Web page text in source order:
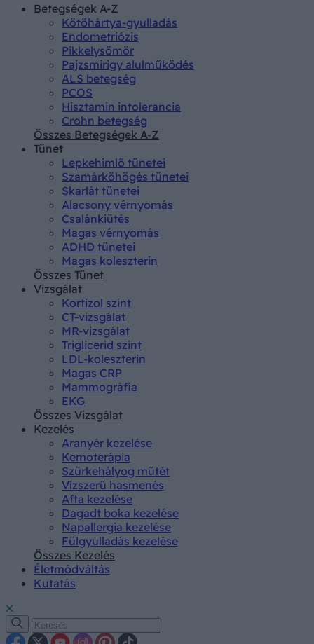
Betegségek A-Z
Kötőhártya-gyulladás
Endometriózis
Pikkelysömör
Pajzsmirigy alulműködés
ALS betegség
PCOS
Hisztamin intolerancia
Crohn betegség
Összes Betegségek A-Z
Tünet
Lepkehimlő tünetei
Szamárköhögés tünetei
Skarlát tünetei
Alacsony vérnyomás
Csalánkiütés
Magas vérnyomás
ADHD tünetei
Magas koleszterin
Összes Tünet
Vizsgálat
Kortizol szint
CT-vizsgálat
MR-vizsgálat
Triglicerid szint
LDL-koleszterin
Magas CRP
Mammográfia
EKG
Összes Vizsgálat
Kezelés
Aranyér kezelése
Kemoterápia
Szürkehályog műtét
Vízszerű hasmenés
Afta kezelése
Dagadt boka kezelése
Napallergia kezelése
Fülgyulladás kezelése
Összes Kezelés
Életmódváltás
Kutatás